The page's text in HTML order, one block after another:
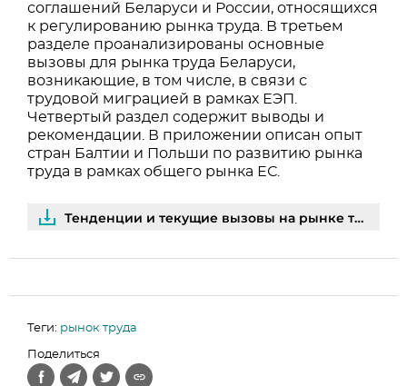
соглашений Беларуси и России, относящихся
к регулированию рынка труда. В третьем
разделе проанализированы основные
вызовы для рынка труда Беларуси,
возникающие, в том числе, в связи с
трудовой миграцией в рамках ЕЭП.
Четвертый раздел содержит выводы и
рекомендации. В приложении описан опыт
стран Балтии и Польши по развитию рынка
труда в рамках общего рынка ЕС.
Тенденции и текущие вызовы на рынке труда | PDF
Теги: рынок труда
Поделиться